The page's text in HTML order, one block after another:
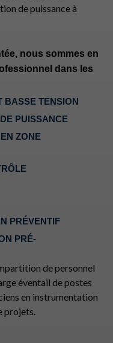
de puissance à
nous sommes en
dans les
BASSE TENSION
PUISSANCE
ZONE
PRÉVENTIF
PRÉ-
de personnel
éventail de postes
en instrumentation
projets.